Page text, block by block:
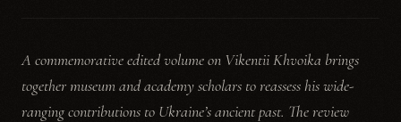
A commemorative edited volume on Vikentii Khvoika brings
together museum and academy scholars to reassess his wide-
ranging contributions to Ukraine’s ancient past. The review